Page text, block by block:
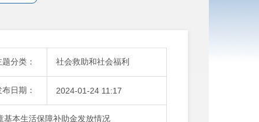
题分类： 社会救助和社会福利
布日期： 2024-01-24 11:17
本生活保障补助金发放情况